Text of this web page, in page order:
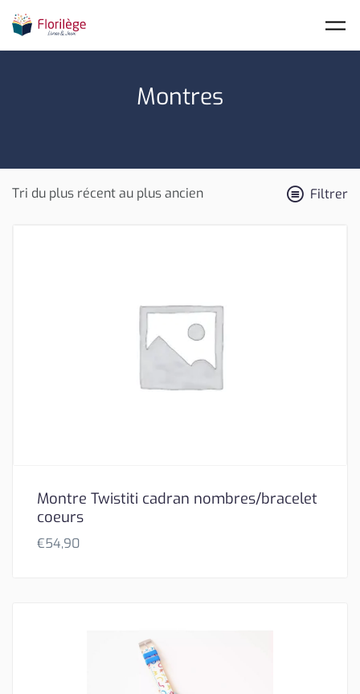
Montres
Filtrer
Montre Twistiti cadran nombres/bracelet
coeurs
€54,90